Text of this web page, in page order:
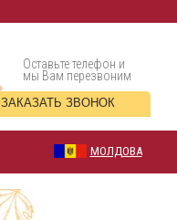
Оставьте телефон и
мы Вам перезвоним
ЗАКАЗАТЬ ЗВОНОК
МОЛДОВА